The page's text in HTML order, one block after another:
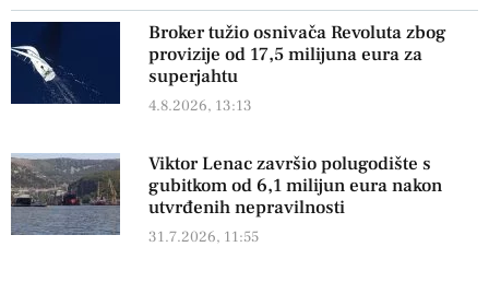
Broker tužio osnivača Revoluta zbog
provizije od 17,5 milijuna eura za
superjahtu
4.8.2026, 13:13
Viktor Lenac završio polugodište s
gubitkom od 6,1 milijun eura nakon
utvrđenih nepravilnosti
31.7.2026, 11:55